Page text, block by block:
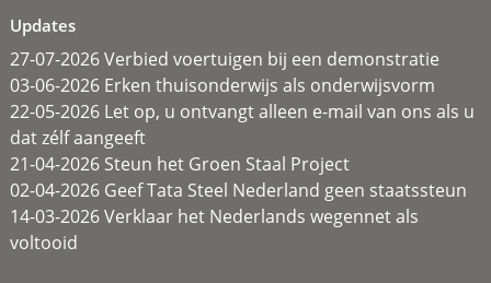
Updates
27-07-2026 Verbied voertuigen bij een demonstratie
03-06-2026 Erken thuisonderwijs als onderwijsvorm
22-05-2026 Let op, u ontvangt alleen e-mail van ons als u
dat zélf aangeeft
21-04-2026 Steun het Groen Staal Project
02-04-2026 Geef Tata Steel Nederland geen staatssteun
14-03-2026 Verklaar het Nederlands wegennet als
voltooid